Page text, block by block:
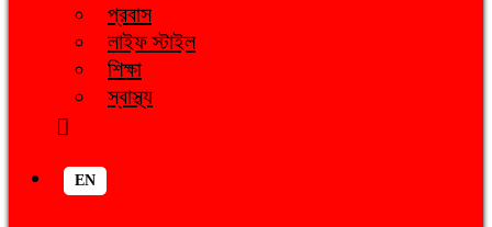
প্রবাস
লাইফ স্টাইল
শিক্ষা
স্বাস্থ্য
EN